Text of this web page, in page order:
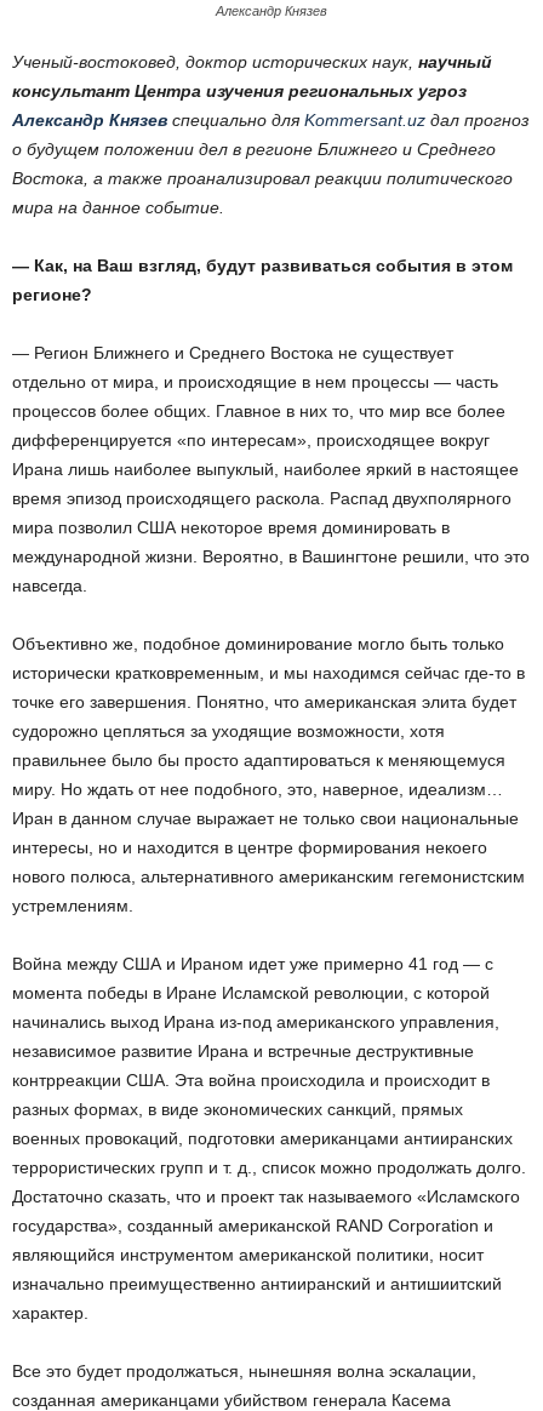
Александр Князев
Ученый-востоковед, доктор исторических наук, научный
консультант Центра изучения региональных угроз
Александр Князев специально для Kommersant.uz дал прогноз
о будущем положении дел в регионе Ближнего и Среднего
Востока, а также проанализировал реакции политического
мира на данное событие.
— Как, на Ваш взгляд, будут развиваться события в этом
регионе?
— Регион Ближнего и Среднего Востока не существует
отдельно от мира, и происходящие в нем процессы — часть
процессов более общих. Главное в них то, что мир все более
дифференцируется «по интересам», происходящее вокруг
Ирана лишь наиболее выпуклый, наиболее яркий в настоящее
время эпизод происходящего раскола. Распад двухполярного
мира позволил США некоторое время доминировать в
международной жизни. Вероятно, в Вашингтоне решили, что это
навсегда.
Объективно же, подобное доминирование могло быть только
исторически кратковременным, и мы находимся сейчас где-то в
точке его завершения. Понятно, что американская элита будет
судорожно цепляться за уходящие возможности, хотя
правильнее было бы просто адаптироваться к меняющемуся
миру. Но ждать от нее подобного, это, наверное, идеализм…
Иран в данном случае выражает не только свои национальные
интересы, но и находится в центре формирования некоего
нового полюса, альтернативного американским гегемонистским
устремлениям.
Война между США и Ираном идет уже примерно 41 год — с
момента победы в Иране Исламской революции, с которой
начинались выход Ирана из-под американского управления,
независимое развитие Ирана и встречные деструктивные
контрреакции США. Эта война происходила и происходит в
разных формах, в виде экономических санкций, прямых
военных провокаций, подготовки американцами антииранских
террористических групп и т. д., список можно продолжать долго.
Достаточно сказать, что и проект так называемого «Исламского
государства», созданный американской RAND Corporation и
являющийся инструментом американской политики, носит
изначально преимущественно антииранский и антишиитский
характер.
Все это будет продолжаться, нынешняя волна эскалации,
созданная американцами убийством генерала Касема